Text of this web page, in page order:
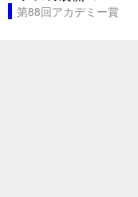
第88回アカデミー賞